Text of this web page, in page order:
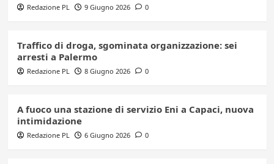
Redazione PL 9 Giugno 2026 0
Traffico di droga, sgominata organizzazione: sei
arresti a Palermo
Redazione PL 8 Giugno 2026 0
A fuoco una stazione di servizio Eni a Capaci, nuova
intimidazione
Redazione PL 6 Giugno 2026 0